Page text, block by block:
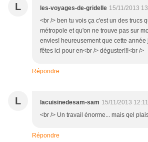
L les-voyages-de-gridelle 15/11/2013
<br /> ben tu vois ça c'est un des trucs
métropole et qu'on ne trouve pas sur
envies! heureusement que cette
fêtes ici pour en<br /> déguster!!!<br />
Répondre
L lacuisinedesam-sam 15/11/2013 12:11
<br /> Un travail énorme... mais qel
Répondre